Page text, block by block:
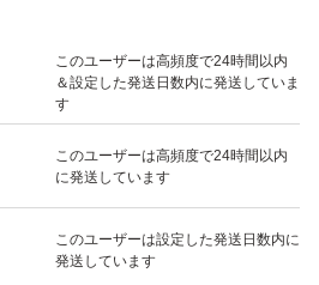
このユーザーは高頻度で24時間以内
＆設定した発送日数内に発送していま
す
このユーザーは高頻度で24時間以内
に発送しています
このユーザーは設定した発送日数内に
発送しています
いいね！
1,000